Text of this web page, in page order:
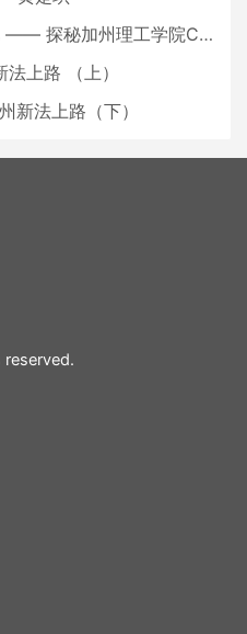
加州理工学院Caltech博士生活 [上集]
上路 （上）
新法上路（下）